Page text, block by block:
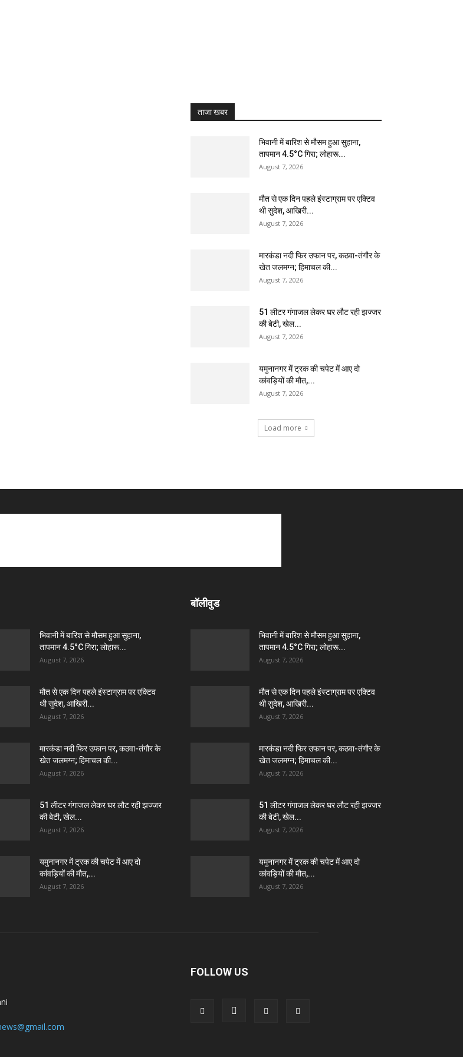
ताजा खबर
भिवानी में बारिश से मौसम हुआ सुहाना,
तापमान 4.5°C गिरा; लोहारू...
August 7, 2026
मौत से एक दिन पहले इंस्टाग्राम पर एक्टिव
थी सुदेश, आखिरी...
August 7, 2026
मारकंडा नदी फिर उफान पर, कठवा-तंगौर के
खेत जलमग्न; हिमाचल की...
August 7, 2026
51 लीटर गंगाजल लेकर घर लौट रही झज्जर
की बेटी, खेल...
August 7, 2026
यमुनानगर में ट्रक की चपेट में आए दो
कांवड़ियों की मौत,...
August 7, 2026
Load more
भिवानी में बारिश से मौसम हुआ सुहाना,
तापमान 4.5°C गिरा; लोहारू...
August 7, 2026
मौत से एक दिन पहले इंस्टाग्राम पर एक्टिव
थी सुदेश, आखिरी...
August 7, 2026
मारकंडा नदी फिर उफान पर, कठवा-तंगौर के
खेत जलमग्न; हिमाचल की...
August 7, 2026
51 लीटर गंगाजल लेकर घर लौट रही झज्जर
की बेटी, खेल...
August 7, 2026
यमुनानगर में ट्रक की चपेट में आए दो
कांवड़ियों की मौत,...
August 7, 2026
बॉलीवुड
भिवानी में बारिश से मौसम हुआ सुहाना,
तापमान 4.5°C गिरा; लोहारू...
August 7, 2026
मौत से एक दिन पहले इंस्टाग्राम पर एक्टिव
थी सुदेश, आखिरी...
August 7, 2026
मारकंडा नदी फिर उफान पर, कठवा-तंगौर के
खेत जलमग्न; हिमाचल की...
August 7, 2026
51 लीटर गंगाजल लेकर घर लौट रही झज्जर
की बेटी, खेल...
August 7, 2026
यमुनानगर में ट्रक की चपेट में आए दो
कांवड़ियों की मौत,...
August 7, 2026
FOLLOW US